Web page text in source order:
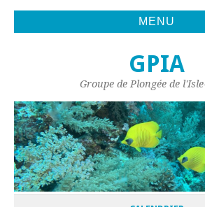
MENU
GPIA
Groupe de Plongée de